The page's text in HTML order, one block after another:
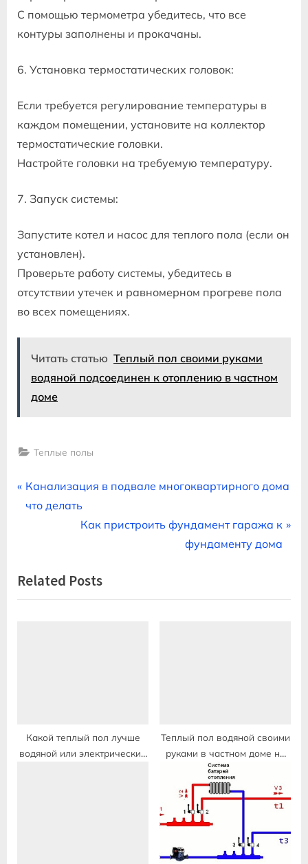
С помощью термометра убедитесь, что все
контуры заполнены и прокачаны.
6. Установка термостатических головок:
Если требуется регулирование температуры в
каждом помещении, установите на коллектор
термостатические головки.
Настройте головки на требуемую температуру.
7. Запуск системы:
Запустите котел и насос для теплого пола (если он
установлен).
Проверьте работу системы, убедитесь в
отсутствии утечек и равномерном прогреве пола
во всех помещениях.
Читать статью Теплый пол своими руками
водяной подсоединен к отоплению в частном
доме
Теплые полы
Навигация
P
r
o
u
Канализация в подвале многоквартирного дома
что делать
N
t
P
Как пристроить фундамент гаража к
фундаменту дома
Related Posts
Какой теплый пол лучше
водяной или электрический
Теплый пол водяной своими
руками в частном доме на
бетон пошагово видео